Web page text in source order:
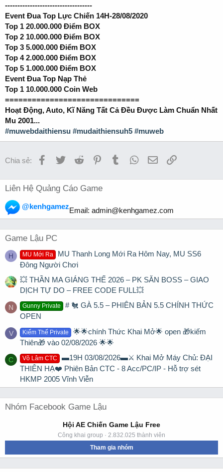
-----------------------------------
Event Đua Top Lực Chiến 14H-28/08/2020
Top 1 20.000.000 Điểm BOX
Top 2 10.000.000 Điểm BOX
Top 3 5.000.000 Điểm BOX
Top 4 2.000.000 Điểm BOX
Top 5 1.000.000 Điểm BOX
Event Đua Top Nạp Thẻ
Top 1 10.000.000 Coin Web
==============================
Hoạt Động, Auto, Kĩ Năng Tất Cả Đều Được Làm Chuẩn Nhất
Mu 2001...
#muwebdaithiensu #mudaithiensuh5 #muweb
Chia sẻ: Facebook
TwitterReddit PinterestTumblrWhatsApp
EmailLink
Liên Hệ Quảng Cáo Game
@kenhgamezEmail: admin@kenhgamez.com
Game Lậu PC
H MU Mới Ra
MU Thanh Long Mới Ra Hôm Nay, MU SS6
Đông Người Chơi
💥 THẦN MA GIÁNG THẾ 2026 – PK SĂN BOSS – GIAO
DỊCH TỰ DO – FREE CODE FULL💥
N Gunny Private
# 🐔 GÀ 5.5 – PHIÊN BẢN 5.5 CHÍNH THỨC
OPEN
V Kiếm Thế Private
🌟🌟chính Thức Khai Mở🌟 open 🎁kiếm
Thiên🎁 vào 02/08/2026 🌟🌟
C Võ Lâm CTC
▬19H 03/08/2026▬⚔️ Khai Mở Máy Chủ: ĐẠI
THIÊN HẠ❤️ Phiên Bản CTC - 8 Acc/PC/IP - Hỗ trợ sét
HKMP 2005 Vĩnh Viễn
Nhóm Facebook Game Lậu
Hội AE Chiến Game Lậu Free
Công khai group · 2.832.025 thành viên
Tham gia nhóm